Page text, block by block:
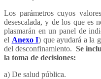
Los parámetros cuyos
desescalada, y de los que es
plasmarán en un panel de
el Anexo I) que ayudará a la
del desconfinamiento. Se
la toma de decisiones:
a) De salud pública.